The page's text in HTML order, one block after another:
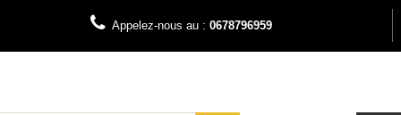
Appelez-nous au : 0678796959